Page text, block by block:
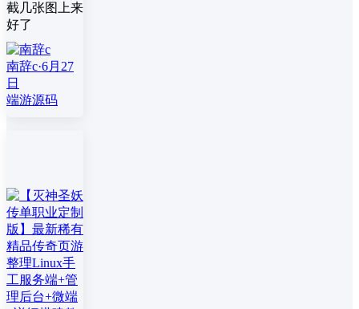
截几张图上来
好了
南辞c·6月27
日
端游源码